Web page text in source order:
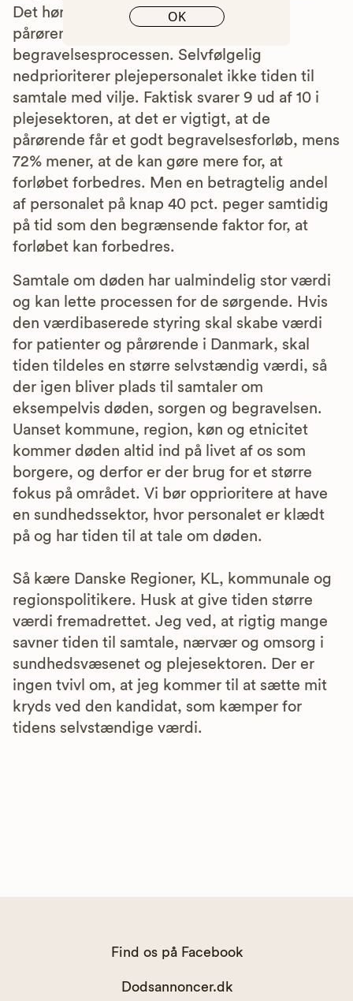
OK
Det hører jeg hver dag, når vi hjælper
pårørende igennem alle dele af
begravelsesprocessen. Selvfølgelig
nedprioriterer plejepersonalet ikke tiden til
samtale med vilje. Faktisk svarer 9 ud af 10 i
plejesektoren, at det er vigtigt, at de
pårørende får et godt begravelsesforløb, mens
72% mener, at de kan gøre mere for, at
forløbet forbedres. Men en betragtelig andel
af personalet på knap 40 pct. peger samtidig
på tid som den begrænsende faktor for, at
forløbet kan forbedres.
Samtale om døden har ualmindelig stor værdi
og kan lette processen for de sørgende. Hvis
den værdibaserede styring skal skabe værdi
for patienter og pårørende i Danmark, skal
tiden tildeles en større selvstændig værdi, så
der igen bliver plads til samtaler om
eksempelvis døden, sorgen og begravelsen.
Uanset kommune, region, køn og etnicitet
kommer døden altid ind på livet af os som
borgere, og derfor er der brug for et større
fokus på området. Vi bør opprioritere at have
en sundhedssektor, hvor personalet er klædt
på og har tiden til at tale om døden.
Så kære Danske Regioner, KL, kommunale og
regionspolitikere. Husk at give tiden større
værdi fremadrettet. Jeg ved, at rigtig mange
savner tiden til samtale, nærvær og omsorg i
sundhedsvæsenet og plejesektoren. Der er
ingen tvivl om, at jeg kommer til at sætte mit
kryds ved den kandidat, som kæmper for
tidens selvstændige værdi.
Find os på Facebook
Dodsannoncer.dk